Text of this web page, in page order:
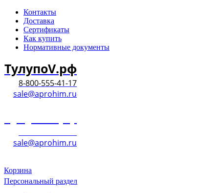
Контакты
Доставка
Сертификаты
Как купить
Нормативные документы
ТулупоV.рф
8-800-555-41-17
sale@aprohim.ru
sale@aprohim.ru
Корзина
Персональный раздел